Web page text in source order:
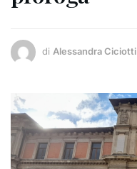
di Alessandra Ciciotti